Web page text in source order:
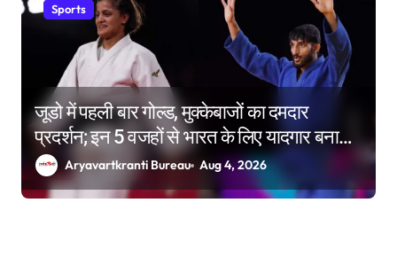
Sports
जूडो में पहली बार गोल्ड, मुक्केबाजों का दमदार
प्रदर्शन; इन 5 वजहों से भारत के लिए यादगार बना
कॉमनवेल्थ गेम्स 2026
Aryavartkranti Bureau Aug 4, 2026